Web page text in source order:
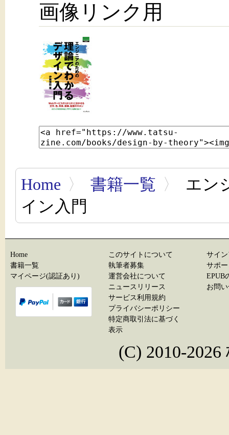
画像リンク用
Home 〉 書籍一覧 〉
エン
イン入門
Home
書籍一覧
マイページ(認証あり)
このサイトについて
執筆者募集
運営会社について
ニュースリリース
サービス利用規約
プライバシーポリシー
特定商取引法に基づく
表示
サイ
サポ
EPUB
お問
(C) 2010-